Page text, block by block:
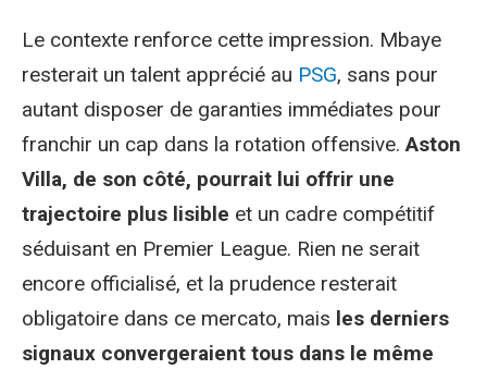
Le contexte renforce cette impression. Mbaye
resterait un talent apprécié au PSG, sans pour
autant disposer de garanties immédiates pour
franchir un cap dans la rotation offensive.Aston
Villa, de son côté, pourrait lui offrir une
trajectoire plus lisible et un cadre compétitif
séduisant en Premier League. Rien ne serait
encore officialisé, et la prudence resterait
obligatoire dans ce mercato, mais les derniers
signaux convergeraient tous dans le même